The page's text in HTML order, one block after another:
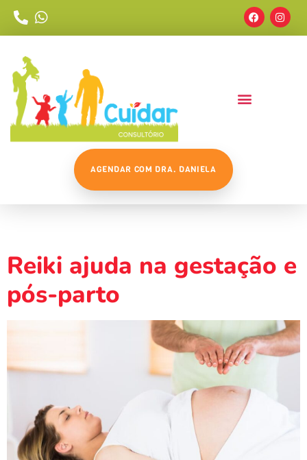
AGENDAR COM DRA. DANIELA
Reiki ajuda na gestação e
pós-parto